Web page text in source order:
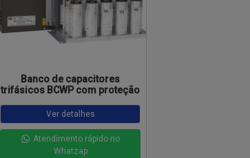
Banco de capacitores
trifásicos BCWP com proteção
Ver detalhes
Atendimento rápido no
Whatzap